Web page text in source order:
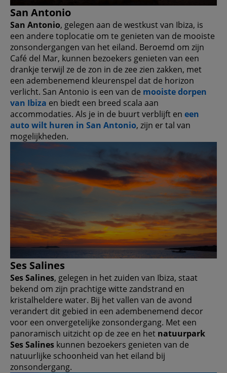
San Antonio
San Antonio, gelegen aan de westkust van Ibiza, is
een andere toplocatie om te genieten van de mooiste
zonsondergangen van het eiland. Beroemd om zijn
Café del Mar, kunnen bezoekers genieten van een
drankje terwijl ze de zon in de zee zien zakken, met
een adembenemend kleurenspel dat de horizon
verlicht. San Antonio is een van de mooiste dorpen
van Ibiza en biedt een breed scala aan
accommodaties. Als je in de buurt verblijft en een
auto wilt huren in San Antonio, zijn er tal van
mogelijkheden.
Ses Salines
Ses Salines, gelegen in het zuiden van Ibiza, staat
bekend om zijn prachtige witte zandstrand en
kristalheldere water. Bij het vallen van de avond
verandert dit gebied in een adembenemend decor
voor een onvergetelijke zonsondergang. Met een
panoramisch uitzicht op de zee en het natuurpark
Ses Salines kunnen bezoekers genieten van de
natuurlijke schoonheid van het eiland bij
zonsondergang.